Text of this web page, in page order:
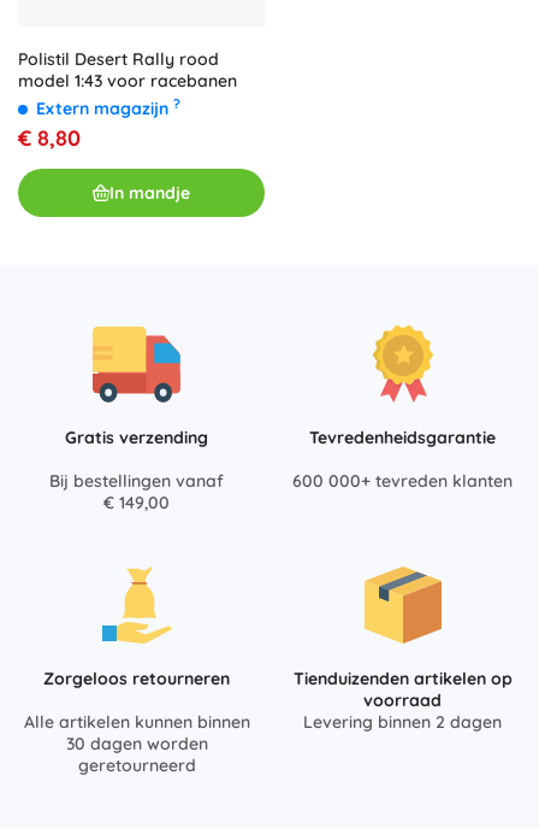
Polistil Desert Rally rood
model 1:43 voor racebanen
Extern magazijn ?
€ 8,80
In mandje
Gratis verzending
Bij bestellingen vanaf
€ 149,00
Tevredenheidsgarantie
600 000+ tevreden klanten
Zorgeloos retourneren
Alle artikelen kunnen binnen
30 dagen worden
geretourneerd
Tienduizenden artikelen op
voorraad
Levering binnen 2 dagen